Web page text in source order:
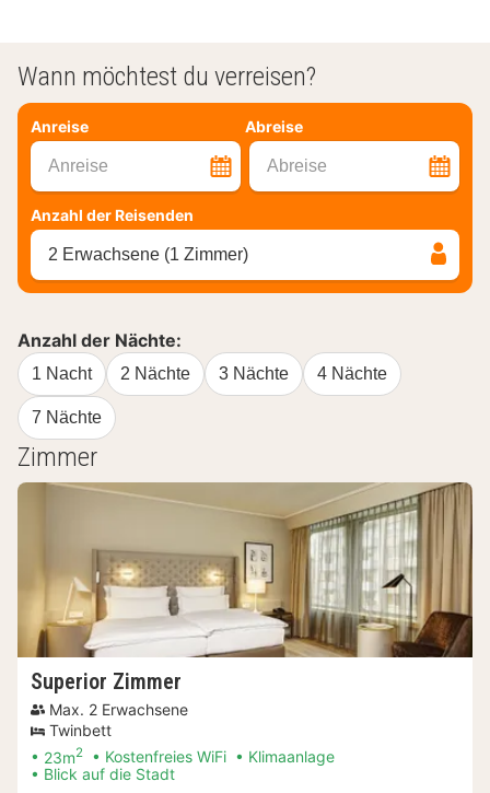
Wann möchtest du verreisen?
Anreise Abreise
Anreise Abreise
Anzahl der Reisenden
2 Erwachsene (1 Zimmer)
Anzahl der Nächte:
1 Nacht 2 Nächte 3 Nächte 4 Nächte
7 Nächte
Zimmer
Superior Zimmer
Max. 2 Erwachsene
Twinbett
23m2 Kostenfreies WiFi
Klimaanlage
Blick auf die Stadt